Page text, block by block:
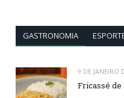
GASTRONOMIA
9 DE JANEIRO
Fricassé de